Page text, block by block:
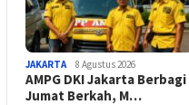
JAKARTA 8 Agustus 2026
AMPG DKI Jakarta Berbagi
Jumat Berkah, M…